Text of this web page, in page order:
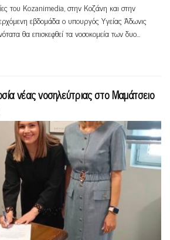
του Kozanimedia, στην Κοζάνη και στην
εβδομάδα ο υπουργός Υγείας Άδωνις
θα επισκεφθεί τα νοσοκομεία των δυο...
νέας νοσηλεύτριας στο Μαμάτσειο